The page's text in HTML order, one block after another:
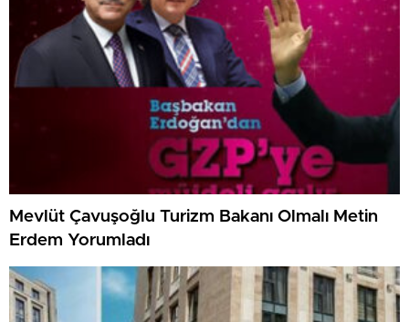
Mevlüt Çavuşoğlu Turizm Bakanı Olmalı Metin
Erdem Yorumladı